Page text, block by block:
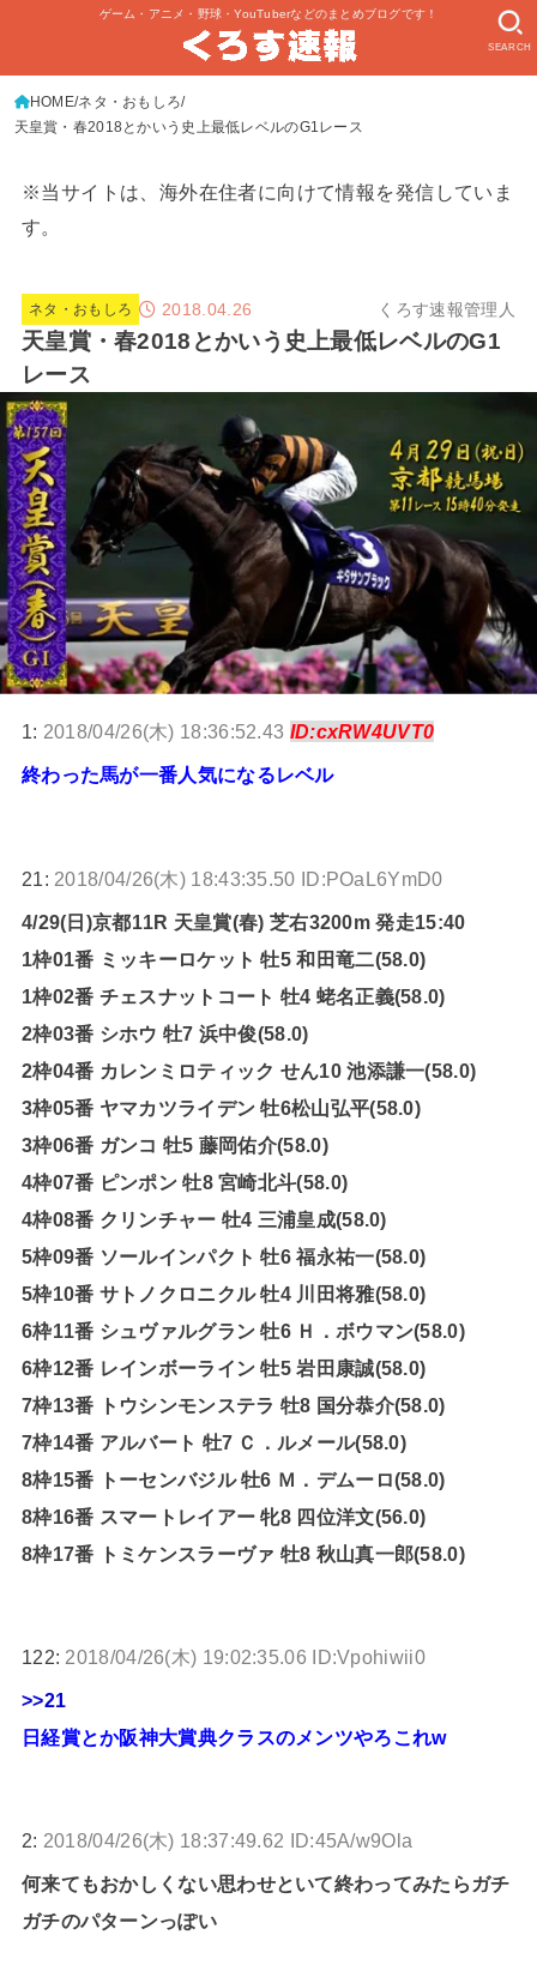
ゲーム・アニメ・野球・YouTuberなどのまとめブログです！
SEARCH
HOME ネタ・おもしろ
天皇賞・春2018とかいう史上最低レベルのG1レース
※当サイトは、海外在住者に向けて情報を発信していま
す。
ネタ・おもしろ 2018.04.26 くろす速報管理人
天皇賞・春2018とかいう史上最低レベルのG1
レース
1: 2018/04/26(木) 18:36:52.43 ID:cxRW4UVT0
終わった馬が一番人気になるレベル
21: 2018/04/26(木) 18:43:35.50 ID:POaL6YmD0
4/29(日)京都11R 天皇賞(春) 芝右3200m 発走15:40
1枠01番 ミッキーロケット 牡5 和田竜二(58.0)
1枠02番 チェスナットコート 牡4 蛯名正義(58.0)
2枠03番 シホウ 牡7 浜中俊(58.0)
2枠04番 カレンミロティック せん10 池添謙一(58.0)
3枠05番 ヤマカツライデン 牡6松山弘平(58.0)
3枠06番 ガンコ 牡5 藤岡佑介(58.0)
4枠07番 ピンポン 牡8 宮崎北斗(58.0)
4枠08番 クリンチャー 牡4 三浦皇成(58.0)
5枠09番 ソールインパクト 牡6 福永祐一(58.0)
5枠10番 サトノクロニクル 牡4 川田将雅(58.0)
6枠11番 シュヴァルグラン 牡6 Ｈ．ボウマン(58.0)
6枠12番 レインボーライン 牡5 岩田康誠(58.0)
7枠13番 トウシンモンステラ 牡8 国分恭介(58.0)
7枠14番 アルバート 牡7 Ｃ．ルメール(58.0)
8枠15番 トーセンバジル 牡6 Ｍ．デムーロ(58.0)
8枠16番 スマートレイアー 牝8 四位洋文(56.0)
8枠17番 トミケンスラーヴァ 牡8 秋山真一郎(58.0)
122: 2018/04/26(木) 19:02:35.06 ID:Vpohiwii0
>>21
日経賞とか阪神大賞典クラスのメンツやろこれw
2: 2018/04/26(木) 18:37:49.62 ID:45A/w9Ola
何来てもおかしくない思わせといて終わってみたらガチ
ガチのパターンっぽい